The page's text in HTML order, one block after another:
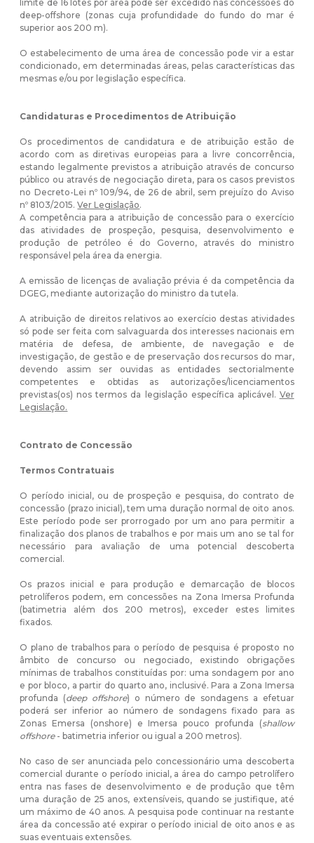
limite de 16 lotes por área pode ser excedido nas concessões do
deep-offshore (zonas cuja profundidade do fundo do mar é
superior aos 200 m).
O estabelecimento de uma área de concessão pode vir a estar
condicionado, em determinadas áreas, pelas características das
mesmas e/ou por legislação específica.
Candidaturas e Procedimentos de Atribuição
Os procedimentos de candidatura e de atribuição estão de
acordo com as diretivas europeias para a livre concorrência,
estando legalmente previstos a atribuição através de concurso
público ou através de negociação direta, para os casos previstos
no Decreto-Lei nº 109/94, de 26 de abril, sem prejuízo do Aviso
nº 8103/2015.Ver Legislação.
A competência para a atribuição de concessão para o exercício
das atividades de prospeção, pesquisa, desenvolvimento e
produção de petróleo é do Governo, através do ministro
responsável pela área da energia.
A emissão de licenças de avaliação prévia é da competência da
DGEG, mediante autorização do ministro da tutela.
A atribuição de direitos relativos ao exercício destas atividades
só pode ser feita com salvaguarda dos interesses nacionais em
matéria de defesa, de ambiente, de navegação e de
investigação, de gestão e de preservação dos recursos do mar,
devendo assim ser ouvidas as entidades sectorialmente
competentes e obtidas as autorizações/licenciamentos
previstas(os) nos termos da legislação específica aplicável. Ver
Legislação.
Contrato de Concessão
Termos Contratuais
O período inicial, ou de prospeção e pesquisa, do contrato de
concessão (prazo inicial), tem uma duração normal de oito anos.
Este período pode ser prorrogado por um ano para permitir a
finalização dos planos de trabalhos e por mais um ano se tal for
necessário para avaliação de uma potencial descoberta
comercial.
Os prazos inicial e para produção e demarcação de blocos
petrolíferos podem, em concessões na Zona Imersa Profunda
(batimetria além dos 200 metros), exceder estes limites
fixados.
O plano de trabalhos para o período de pesquisa é proposto no
âmbito de concurso ou negociado, existindo obrigações
mínimas de trabalhos constituídas por: uma sondagem por ano
e por bloco, a partir do quarto ano, inclusivé. Para a Zona Imersa
profunda (deep offshore) o número de sondagens a efetuar
poderá ser inferior ao número de sondagens fixado para as
Zonas Emersa (onshore) e Imersa pouco profunda (shallow
offshore- batimetria inferior ou igual a 200 metros).
No caso de ser anunciada pelo concessionário uma descoberta
comercial durante o período inicial, a área do campo petrolífero
entra nas fases de desenvolvimento e de produção que têm
uma duração de 25 anos, extensíveis, quando se justifique, até
um máximo de 40 anos. A pesquisa pode continuar na restante
área da concessão até expirar o período inicial de oito anos e as
suas eventuais extensões.